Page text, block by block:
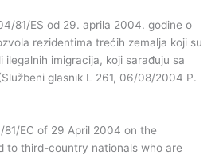
81/ES od 29. aprila 2004. godine o
rezidentima trećih zemalja koji su
ilegalnih imigracija, koji sarađuju sa
glasnik L 261, 06/08/2004 P.
EC of 29 April 2004 on the
to third-country nationals who are